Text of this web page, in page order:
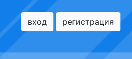
вход
регистрация